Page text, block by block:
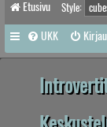
Etusivu Style:
UKK